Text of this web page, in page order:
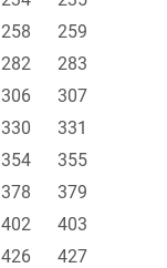
258
259
282
283
306
307
330
331
354
355
378
379
402
403
426
427